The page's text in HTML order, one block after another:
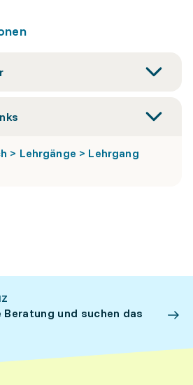
> Lehrgänge > Lehrgang
und suchen das